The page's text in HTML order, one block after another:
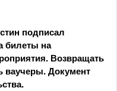
подписал
билеты на
Возвращать
ваучеры. Документ